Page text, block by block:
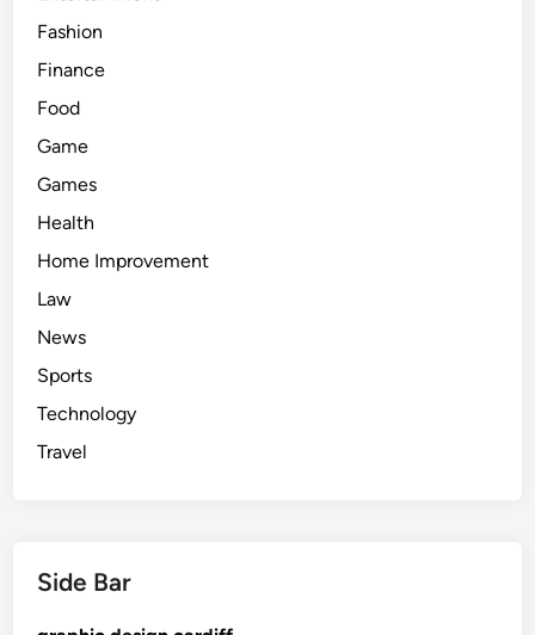
Fashion
Finance
Food
Game
Games
Health
Home Improvement
Law
News
Sports
Technology
Travel
Side Bar